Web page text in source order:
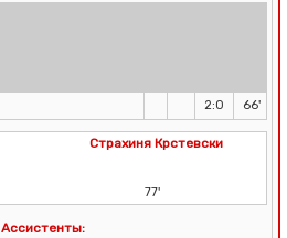
2:0 66'
Страхиня Крстевски
77'
Ассистенты: